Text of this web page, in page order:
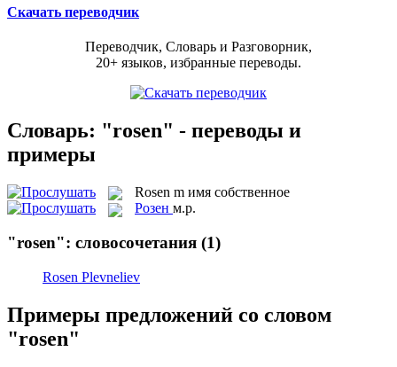
Скачать переводчик
Переводчик, Словарь и Разговорник,
20+ языков, избранные переводы.
Словарь: "rosen" - переводы и
примеры
Rosen m имя собственное
Розен м.р.
"rosen": словосочетания (1)
Rosen Plevneliev
Примеры предложений со словом
"rosen"